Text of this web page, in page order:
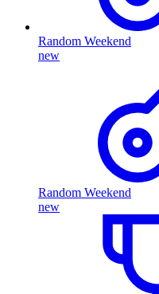
Random Weekend
new
Random Weekend
new